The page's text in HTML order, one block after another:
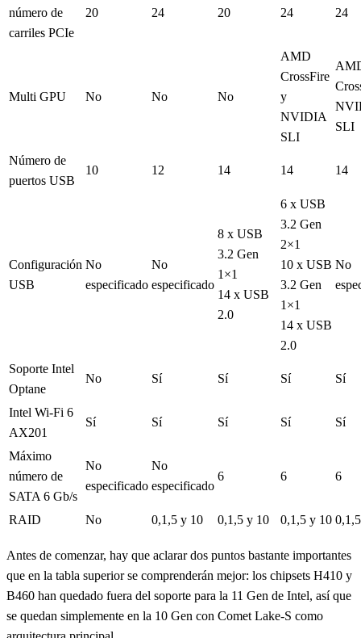
número de
carriles PCIe
20 24 20 24 24
Multi GPU No No No
AMD
CrossFire
y
NVIDIA
SLI
SLI
Número de
puertos USB
10 12 14 14 14
Configuración
USB
No
especificado
No
especificado
8 x USB
3.2 Gen
1×1
14 x USB
2.0
6 x USB
3.2 Gen
2×1
10 x USB
3.2 Gen
1×1
14 x USB
2.0
No
Soporte Intel
Optane
No Sí Sí Sí Sí
Intel Wi-Fi 6
AX201
Sí Sí Sí Sí Sí
Máximo
número de
SATA 6 Gb/s
No
especificado
No
especificado
6 6 6
RAID No 0,1,5 y 10 0,1,5 y 10 0,1,5 y 10
Antes de comenzar, hay que aclarar dos puntos bastante importantes
que en la tabla superior se comprenderán mejor: los chipsets H410 y
B460 han quedado fuera del soporte para la 11 Gen de Intel, así que
se quedan simplemente en la 10 Gen con Comet Lake-S como